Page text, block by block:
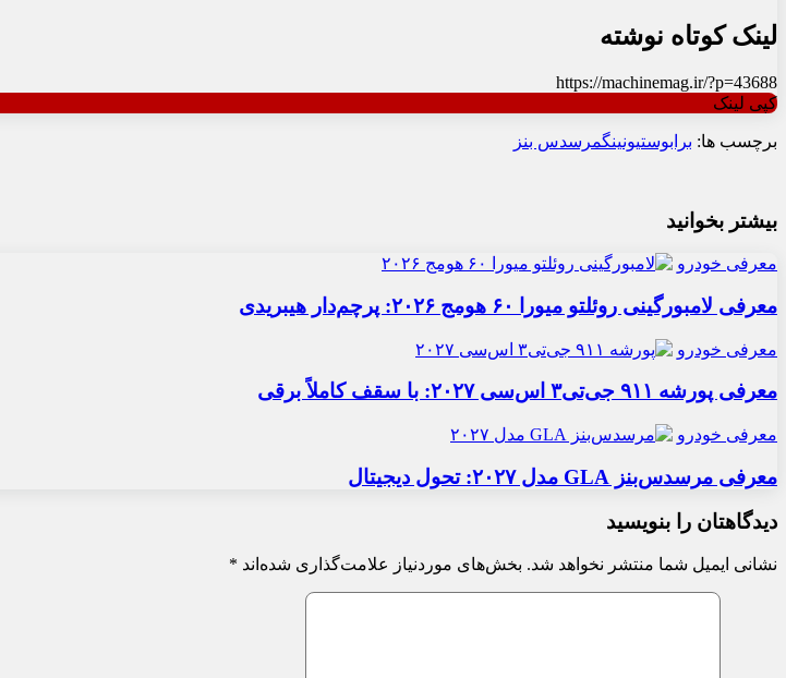
لینک کوتاه نوشته
https://machinemag.ir/?p=43688
کپی لینک
برچسب ها: برابوستیونینگمرسدس بنز
بیشتر بخوانید
معرفی خودرو
معرفی لامبورگینی روئلتو میورا ۶۰ هومج ۲۰۲۶: پرچم‌دار هیبریدی
معرفی خودرو
معرفی پورشه ۹۱۱ جی‌تی۳ اس‌سی ۲۰۲۷: با سقف کاملاً برقی
معرفی خودرو
معرفی مرسدس‌بنز GLA مدل ۲۰۲۷: تحول دیجیتال
دیدگاهتان را بنویسید
نشانی ایمیل شما منتشر نخواهد شد. بخش‌های موردنیاز علامت‌گذاری شده‌اند *